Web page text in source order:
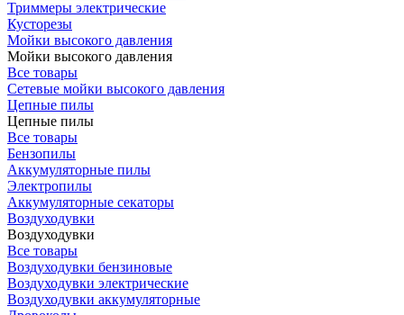
Триммеры электрические
Кусторезы
Мойки высокого давления
Мойки высокого давления
Все товары
Сетевые мойки высокого давления
Цепные пилы
Цепные пилы
Все товары
Бензопилы
Аккумуляторные пилы
Электропилы
Аккумуляторные секаторы
Воздуходувки
Воздуходувки
Все товары
Воздуходувки бензиновые
Воздуходувки электрические
Воздуходувки аккумуляторные